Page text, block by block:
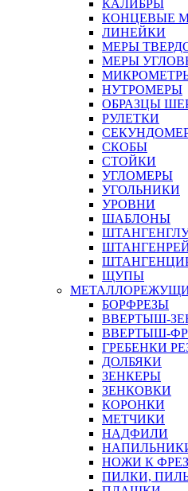
КАЛИБРЫ
КОНЦЕВЫЕ
ЛИНЕЙКИ
МЕРЫ
МЕРЫ
НУТРОМЕРЫ
ОБРАЗЦЫ
РУЛЕТКИ
СКОБЫ
СТОЙКИ
УГЛОМЕРЫ
УГОЛЬНИКИ
УРОВНИ
ШАБЛОНЫ
ЩУПЫ
БОРФРЕЗЫ
ВВЕРТЫШ-
ВВЕРТЫШ-
ГРЕБЕНКИ
ДОЛБЯКИ
ЗЕНКЕРЫ
ЗЕНКОВКИ
КОРОНКИ
МЕТЧИКИ
НАДФИЛИ
НОЖИ К
ПИЛКИ,